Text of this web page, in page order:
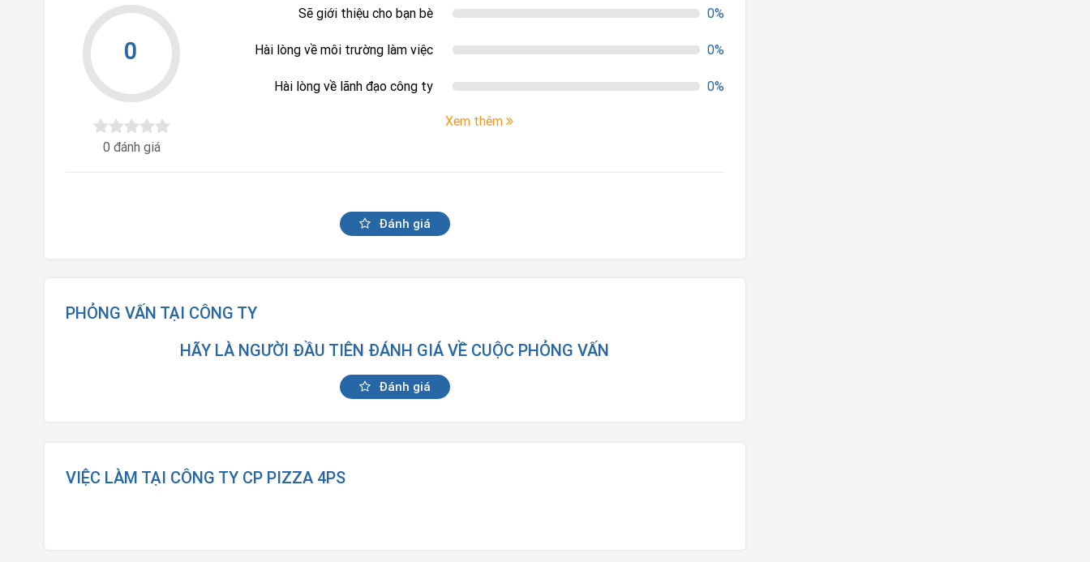
0
0 đánh giá
Sẽ giới thiệu cho bạn bè 0%
Hài lòng về môi trường làm việc 0%
Hài lòng về lãnh đạo công ty 0%
Xem thêm
Đánh giá
PHỎNG VẤN TẠI CÔNG TY
HÃY LÀ NGƯỜI ĐẦU TIÊN ĐÁNH GIÁ VỀ CUỘC PHỎNG VẤN
Đánh giá
VIỆC LÀM TẠI CÔNG TY CP PIZZA 4PS